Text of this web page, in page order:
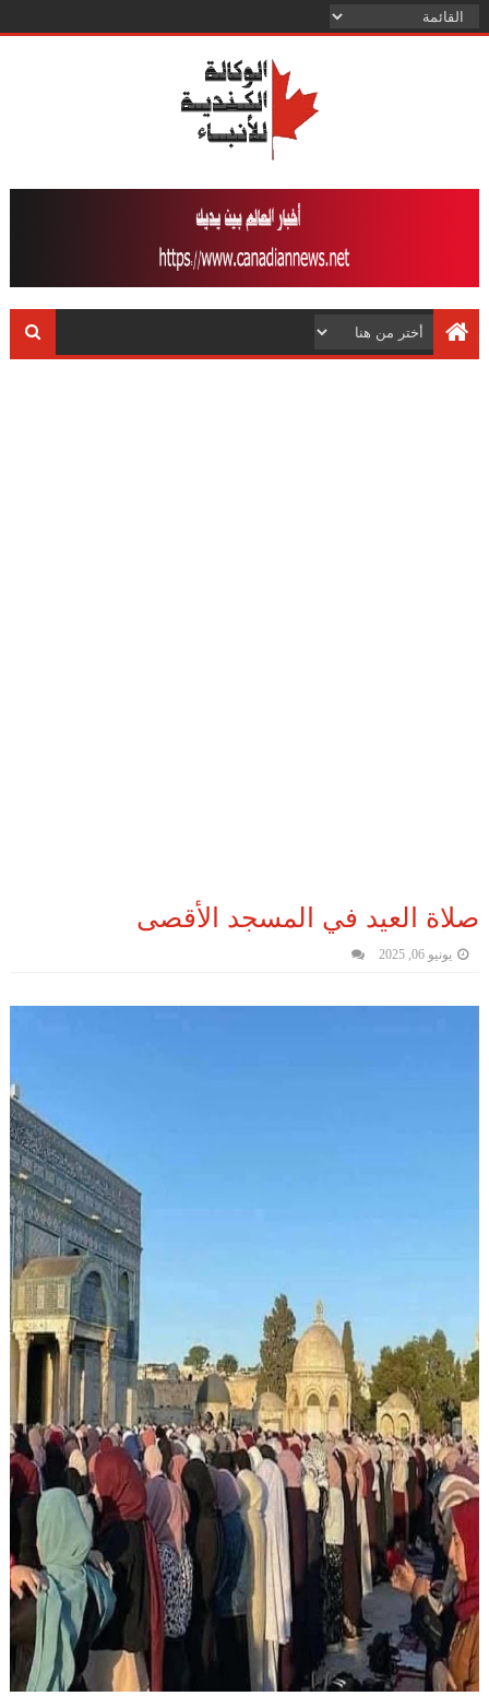
صلاة العيد في المسجد الأقصى
يونيو 06, 2025